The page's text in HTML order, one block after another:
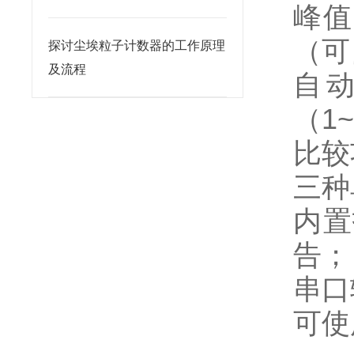
探讨尘埃粒子计数器的工作原理
及流程
峰
（
自
（
比
三
内
告；
串
可